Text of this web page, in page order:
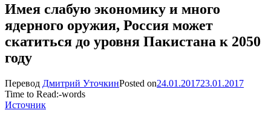
Имея слабую экономику и много
ядерного оружия, Россия может
скатиться до уровня Пакистана к 2050
году
Перевод Дмитрий УточкинPosted on24.01.201723.01.2017
Time to Read:-words
Источник